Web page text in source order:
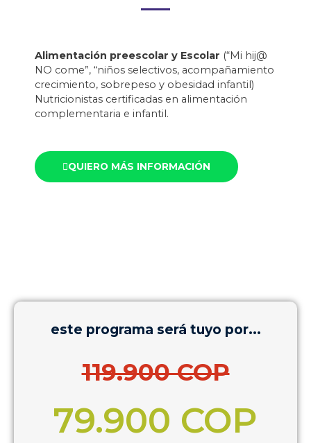
Alimentación preescolar y Escolar (“Mi hij@
NO come”, “niños selectivos, acompañamiento
crecimiento, sobrepeso y obesidad infantil)
Nutricionistas certificadas en alimentación
complementaria e infantil.
QUIERO MÁS INFORMACIÓN
este programa será tuyo por...
119.900 COP
79.900 COP